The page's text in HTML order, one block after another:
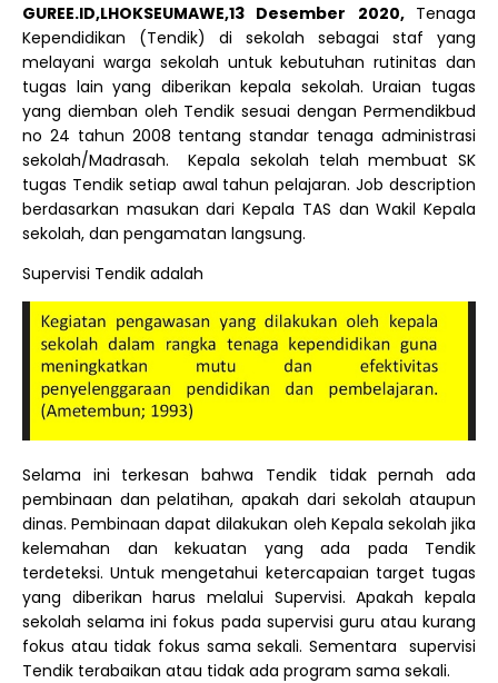
GUREE.ID,LHOKSEUMAWE,13 Desember 2020, Tenaga
Kependidikan (Tendik) di sekolah sebagai staf yang
melayani warga sekolah untuk kebutuhan rutinitas dan
tugas lain yang diberikan kepala sekolah. Uraian tugas
yang diemban oleh Tendik sesuai dengan Permendikbud
no 24 tahun 2008 tentang standar tenaga administrasi
sekolah/Madrasah. Kepala sekolah telah membuat SK
tugas Tendik setiap awal tahun pelajaran. Job description
berdasarkan masukan dari Kepala TAS dan Wakil Kepala
sekolah, dan pengamatan langsung.
Supervisi Tendik adalah
Selama ini terkesan bahwa Tendik tidak pernah ada
pembinaan dan pelatihan, apakah dari sekolah ataupun
dinas. Pembinaan dapat dilakukan oleh Kepala sekolah jika
kelemahan dan kekuatan yang ada pada Tendik
terdeteksi. Untuk mengetahui ketercapaian target tugas
yang diberikan harus melalui Supervisi. Apakah kepala
sekolah selama ini fokus pada supervisi guru atau kurang
fokus atau tidak fokus sama sekali. Sementara supervisi
Tendik terabaikan atau tidak ada program sama sekali.